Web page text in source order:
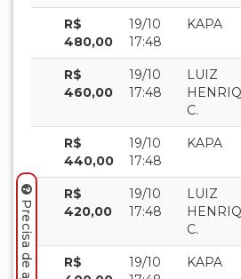
R$
480,00
19/10
17:48
KAPA
R$
460,00
19/10
17:48
LUIZ
C.
R$
440,00
19/10
17:48
KAPA
R$
420,00
19/10
17:48
LUIZ
C.
R$
19/10
KAPA